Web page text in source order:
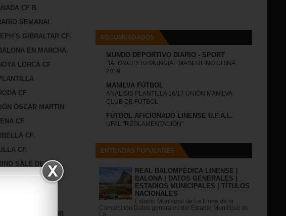
CF B
SEMANAL
GIBRALTAR CF.
EN MARCHA.
LORCA CF
CF
ÓSCAR MARTIN
CF
CF.
CF.
SALE DE LA
PATROCINADOR
RECOMENDADOS
MUNDO DEPORTIVO DIARIO - SPORT
BALONCESTO MUNDIAL MASCULINO CHINA
2019
MANILVA FÚTBOL
ANÁLISIS PLANTILLA 16/17 UNIÓN MANILVA
CLUB DE FÚTBOL
FÚTBOL AFICIONADO LINENSE U.F.A.L.
UFAL "REGLAMENTACIÓN"
ENTRADAS POPULARES
REAL BALOMPÉDICA LINENSE |
BALONA | DATOS GENERALES |
ESTADIOS MUNICIPALES | TÍTULOS
NACIONALES
Estadio Municipal de La Linea de la
Concepción Datos generales del Estadio Municipal de
La ...